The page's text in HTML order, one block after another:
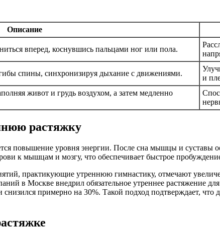
Описание
вперед, коснувшись пальцами ног или пола.
спины, синхронизируя дыхание с движениями.
и
живот и грудь воздухом, а затем медленно
растяжку
повышение уровня энергии. После сна мышцы и суставы
к мышцам и мозгу, что обеспечивает быстрое
практикующие утреннюю гимнастику, отмечают
в Москве внедрил обязательное утреннее растяжение для
примерно на 30%. Такой подход подтверждает,